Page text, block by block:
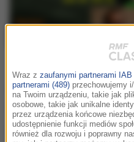
idea festiwalu
Polska
Iglesias –
Już 10 maja odbędzie się
Wraz z zaufanymi partnerami IAB
partnerami (489) przechowujemy
na Twoim urządzeniu, takie jak
osobowe, takie jak unikalne
przez urządzenia końcowe
udostępnienie funkcji mediów
również dla rozwoju i poprawny